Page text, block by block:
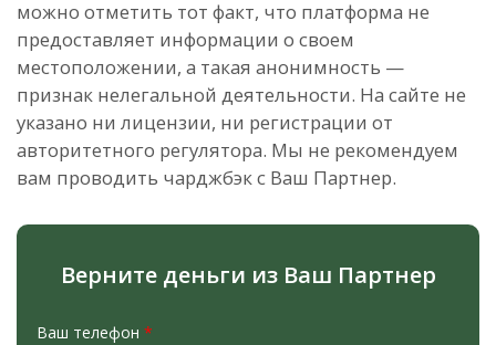
можно отметить тот факт, что платформа не
предоставляет информации о своем
местоположении, а такая анонимность —
признак нелегальной деятельности. На сайте не
указано ни лицензии, ни регистрации от
авторитетного регулятора. Мы не рекомендуем
вам проводить чарджбэк с Ваш Партнер.
Верните деньги из Ваш Партнер
Ваш телефон *